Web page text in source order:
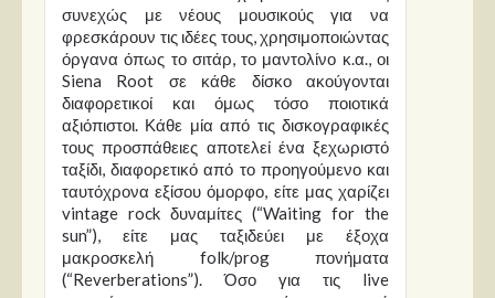
συνεχώς με νέους μουσικούς για να
φρεσκάρουν τις ιδέες τους, χρησιμοποιώντας
όργανα όπως το σιτάρ, το μαντολίνο κ.α., οι
Siena Root σε κάθε δίσκο ακούγονται
διαφορετικοί και όμως τόσο ποιοτικά
αξιόπιστοι. Κάθε μία από τις δισκογραφικές
τους προσπάθειες αποτελεί ένα ξεχωριστό
ταξίδι, διαφορετικό από το προηγούμενο και
ταυτόχρονα εξίσου όμορφο, είτε μας χαρίζει
vintage rock δυναμίτες (“Waiting for the
sun”), είτε μας ταξιδεύει με έξοχα
μακροσκελή folk/prog πονήματα
(“Reverberations”). Όσο για τις live